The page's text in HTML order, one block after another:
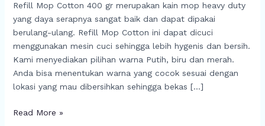
Refill Mop Cotton 400 gr merupakan kain mop heavy duty
yang daya serapnya sangat baik dan dapat dipakai
berulang-ulang. Refill Mop Cotton ini dapat dicuci
menggunakan mesin cuci sehingga lebih hygenis dan bersih.
Kami menyediakan pilihan warna Putih, biru dan merah.
Anda bisa menentukan warna yang cocok sesuai dengan
lokasi yang mau dibersihkan sehingga bekas […]
Read More »